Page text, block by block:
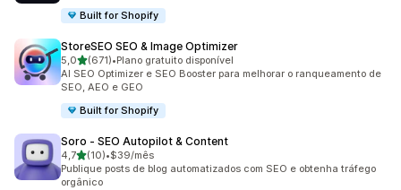
Built for Shopify
StoreSEO SEO & Image Optimizer
5,0de 5 estrelas
(671)
671 avaliações ao todo
•Plano gratuito disponível
AI SEO Optimizer e SEO Booster para melhorar o ranqueamento de
SEO, AEO e GEO
Built for Shopify
Soro ‑ SEO Autopilot & Content
4,7de 5 estrelas
(10)
10 avaliações ao todo
•$39/mês
Publique posts de blog automatizados com SEO e obtenha tráfego
orgânico